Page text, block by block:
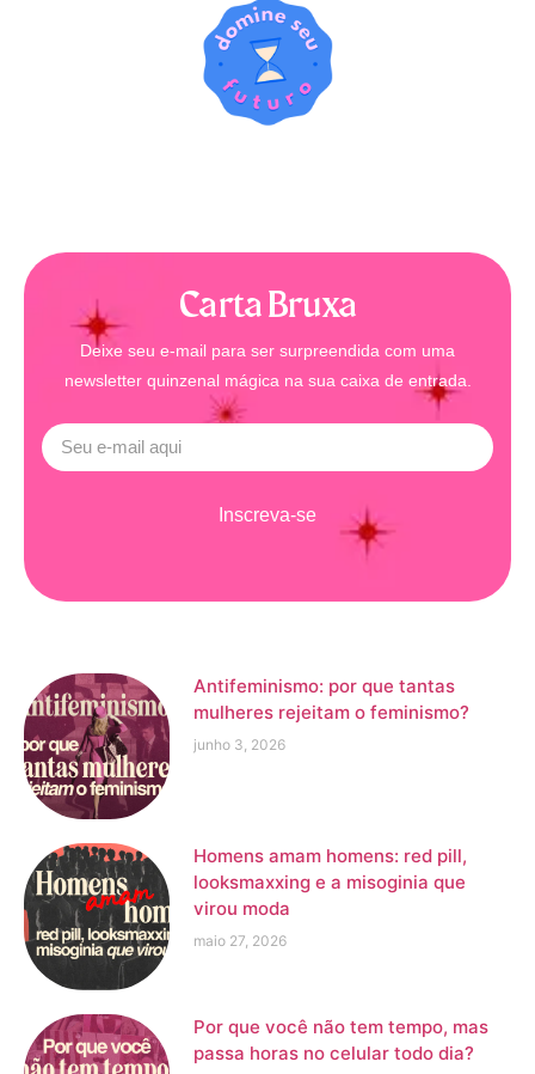
Carta Bruxa
Deixe seu e-mail para ser surpreendida com uma
newsletter quinzenal mágica na sua caixa de entrada.
Inscreva-se
Antifeminismo: por que tantas
mulheres rejeitam o feminismo?
junho 3, 2026
Homens amam homens: red pill,
looksmaxxing e a misoginia que
virou moda
maio 27, 2026
Por que você não tem tempo, mas
passa horas no celular todo dia?